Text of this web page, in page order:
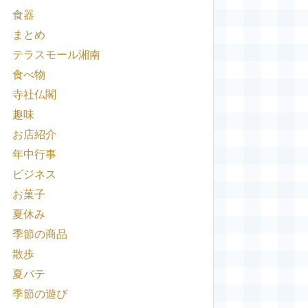
食器
まとめ
テラスモール湘南
食べ物
寺社仏閣
趣味
お店紹介
年中行事
ビジネス
お菓子
夏休み
季節の商品
散歩
夏バテ
季節の遊び